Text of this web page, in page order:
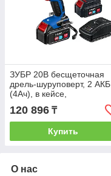
ЗУБР 20В бесщеточная
дрель-шуруповерт, 2 АКБ
(4Ач), в кейсе,
Профессионал. DB-201-
42
120 896 ₸
Купить
О нас